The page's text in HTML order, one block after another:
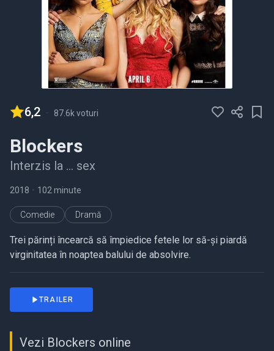
6,2 - 87.6k voturi
Blockers
Interzis la ... sex
2018 • 102 minute
Comedie Dramă
Trei părinți încearcă să împiedice fetele lor să-și piardă
virginitatea în noaptea balului de absolvire.
TRAILER
Vezi Blockers online